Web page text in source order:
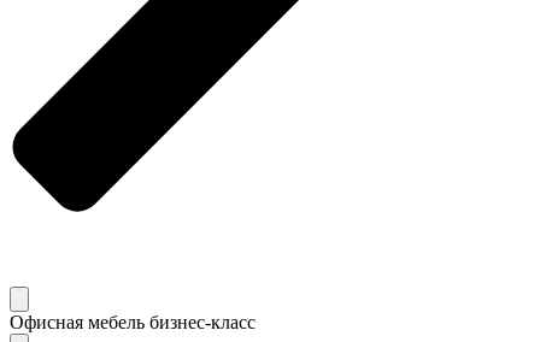
Офисная мебель бизнес-класс